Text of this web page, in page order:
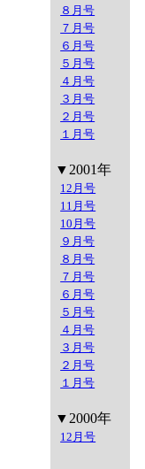
８月号
７月号
６月号
５月号
４月号
３月号
２月号
１月号
▼2001年
12月号
11月号
10月号
９月号
８月号
７月号
６月号
５月号
４月号
３月号
２月号
１月号
▼2000年
12月号